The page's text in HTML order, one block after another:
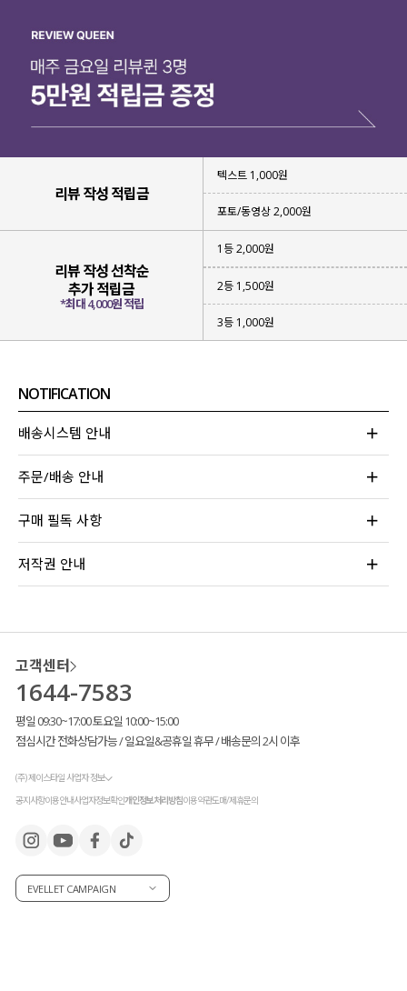
리뷰 작성 적립금
텍스트 1,000원
포토/동영상 2,000원
리뷰 작성 선착순
추가 적립금
*최대 4,000원 적립
1등 2,000원
2등 1,500원
3등 1,000원
NOTIFICATION
배송시스템 안내
주문/배송 안내
구매 필독 사항
저작권 안내
고객센터
1644-7583
평일 09:30~17:00 토요일 10:00~15:00
점심시간 전화상담가능 / 일요일&공휴일 휴무 / 배송문의 2시 이후
(주) 제이스타일 사업자 정보
공지사항이용안내사업자정보확인개인정보처리방침이용약관도매/제휴문의
EVELLET CAMPAIGN